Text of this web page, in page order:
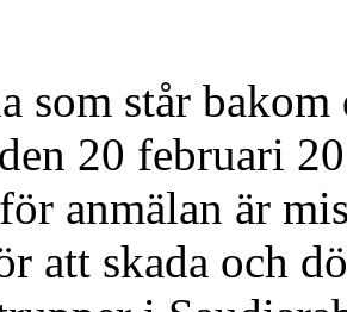
som står
20 februari
anmälan är
att skada och